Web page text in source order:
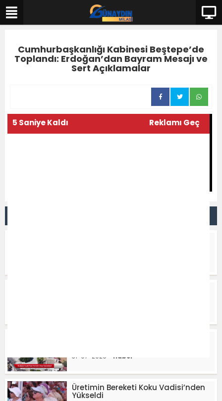
Cumhurbaşkanlığı Kabinesi Beştepe’de
Toplandı: Erdoğan’dan Bayram Mesajı ve
Sert Açıklamalar
Reklamı Geç
5 Saniye Kaldı
31-07-2026 - Haber
Üretimin Bereketi Koku Vadisi’nden
Yükseldi